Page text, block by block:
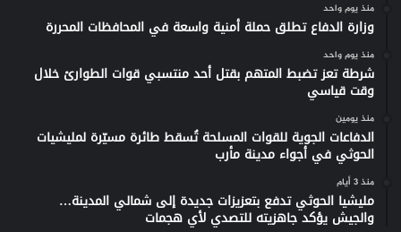
منذ يوم واحد
وزارة الدفاع تطلق حملة أمنية واسعة في المحافظات المحررة
منذ يوم واحد
شرطة تعز تضبط المتهم بقتل أحد منتسبي قوات الطوارئ خلال
وقت قياسي
منذ يومين
الدفاعات الجوية للقوات المسلحة تُسقط طائرة مسيّرة لمليشيات
الحوثي في أجواء مدينة مأرب
منذ 3 أيام
مليشيا الحوثي تدفع بتعزيزات جديدة إلى شمالي المدينة…
والجيش يؤكد جاهزيته للتصدي لأي هجمات